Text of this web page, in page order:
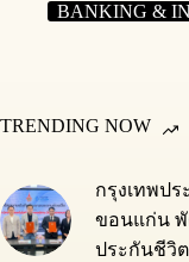
BANKING &
TRENDING NOW
กรุงเทพป
ขอนแก่น
ประกันชีวิต